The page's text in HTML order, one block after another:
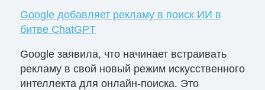
Google добавляет рекламу в поиск ИИ в
битве ChatGPT
Google заявила, что начинает встраивать
рекламу в свой новый режим искусственного
интеллекта для онлайн-поиска. Это